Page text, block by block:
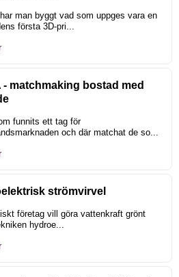
har man byggt vad som uppges vara en
första 3D-pri...
- matchmaking bostad med
funnits ett tag för
och där matchat de so...
strömvirvel
företag vill göra vattenkraft grönt
hydroe...